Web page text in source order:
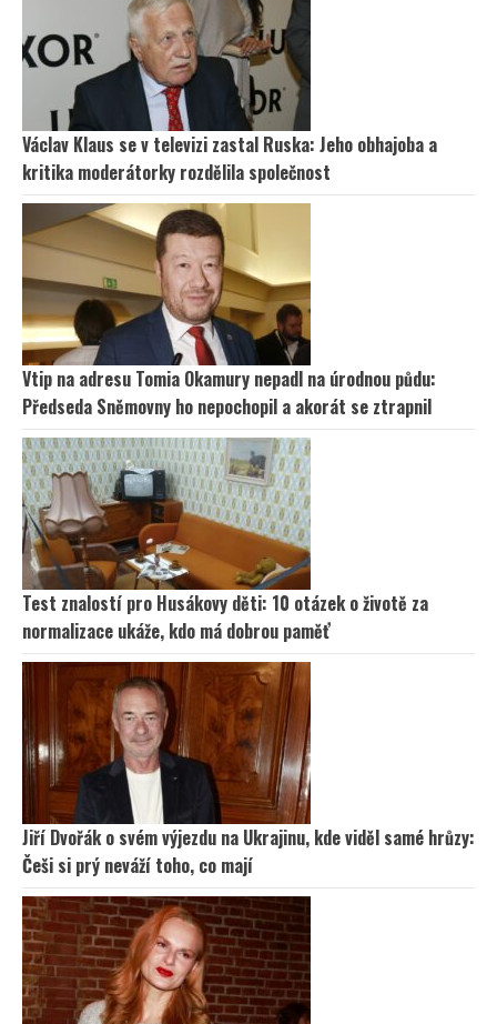
Václav Klaus se v televizi zastal Ruska: Jeho obhajoba a
kritika moderátorky rozdělila společnost
Vtip na adresu Tomia Okamury nepadl na úrodnou půdu:
Předseda Sněmovny ho nepochopil a akorát se ztrapnil
Test znalostí pro Husákovy děti: 10 otázek o životě za
normalizace ukáže, kdo má dobrou paměť
Jiří Dvořák o svém výjezdu na Ukrajinu, kde viděl samé hrůzy:
Češi si prý neváží toho, co mají